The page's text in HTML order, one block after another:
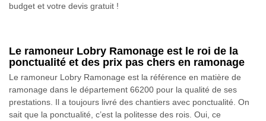
budget et votre devis gratuit !
Le ramoneur Lobry Ramonage est le roi de la
ponctualité et des prix pas chers en ramonage
Le ramoneur Lobry Ramonage est la référence en matière de
ramonage dans le département 66200 pour la qualité de ses
prestations. Il a toujours livré des chantiers avec ponctualité. On
sait que la ponctualité, c’est la politesse des rois. Oui, ce